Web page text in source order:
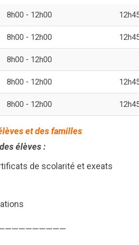
8h00 - 12h00
8h00 - 12h00
8h00 - 12h00
8h00 - 12h00
8h00 - 12h00
et des familles
élèves :
de scolarité et exeats